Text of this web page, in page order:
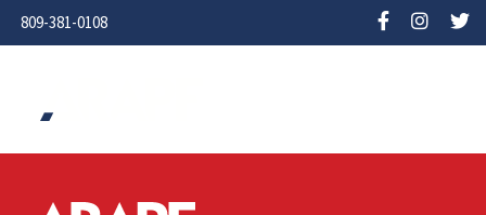
809-381-0108